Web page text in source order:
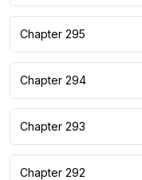
Chapter 295
Chapter 294
Chapter 293
Chapter 292